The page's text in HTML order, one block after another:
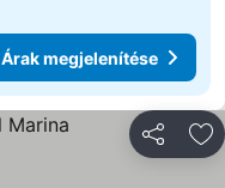
Árak megjelenítése